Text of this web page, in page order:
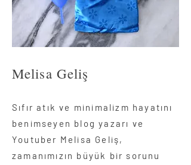
Melisa Geliş
Sıfır atık ve minimalizm hayatını
benimseyen blog yazarı ve
Youtuber Melisa Geliş,
zamanımızın büyük bir sorunu